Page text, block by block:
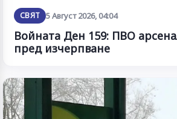
СВЯТ 5 Август 2026, 04:04
Войната Ден 159: ПВО
пред изчерпване